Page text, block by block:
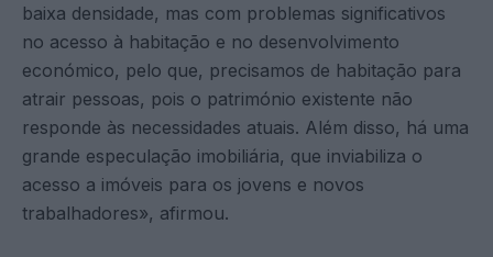
baixa densidade, mas com problemas significativos
no acesso à habitação e no desenvolvimento
económico, pelo que, precisamos de habitação para
atrair pessoas, pois o património existente não
responde às necessidades atuais. Além disso, há uma
grande especulação imobiliária, que inviabiliza o
acesso a imóveis para os jovens e novos
trabalhadores», afirmou.